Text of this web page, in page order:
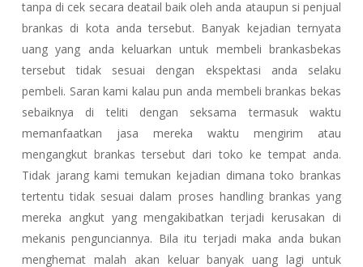
tanpa di cek secara deatail baik oleh anda ataupun si penjual
brankas di kota anda tersebut. Banyak kejadian ternyata
uang yang anda keluarkan untuk membeli brankasbekas
tersebut tidak sesuai dengan ekspektasi anda selaku
pembeli. Saran kami kalau pun anda membeli brankas bekas
sebaiknya di teliti dengan seksama termasuk waktu
memanfaatkan jasa mereka waktu mengirim atau
mengangkut brankas tersebut dari toko ke tempat anda.
Tidak jarang kami temukan kejadian dimana toko brankas
tertentu tidak sesuai dalam proses handling brankas yang
mereka angkut yang mengakibatkan terjadi kerusakan di
mekanis pengunciannya. Bila itu terjadi maka anda bukan
menghemat malah akan keluar banyak uang lagi untuk